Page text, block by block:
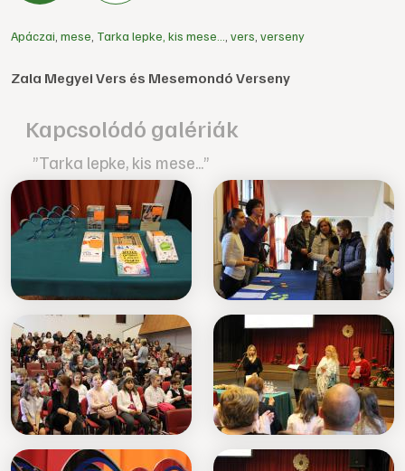
Apáczai mese Tarka lepke, kis mese... vers verseny
Zala Megyei Vers és Mesemondó Verseny
Kapcsolódó galériák
”Tarka lepke, kis mese...”